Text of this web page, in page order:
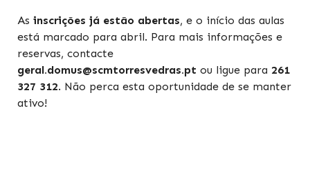
As inscrições já estão abertas, e o início das aulas
está marcado para abril. Para mais informações e
reservas, contacte
geral.domus@scmtorresvedras.pt ou ligue para 261
327 312. Não perca esta oportunidade de se manter
ativo!